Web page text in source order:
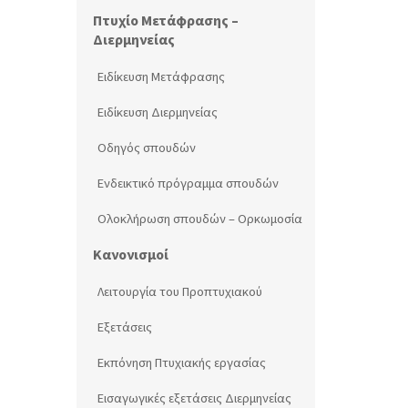
Πτυχίο Μετάφρασης –
Διερμηνείας
Ειδίκευση Μετάφρασης
Ειδίκευση Διερμηνείας
Οδηγός σπουδών
Ενδεικτικό πρόγραμμα σπουδών
Ολοκλήρωση σπουδών – Ορκωμοσία
Κανονισμοί
Λειτουργία του Προπτυχιακού
Εξετάσεις
Εκπόνηση Πτυχιακής εργασίας
Εισαγωγικές εξετάσεις Διερμηνείας